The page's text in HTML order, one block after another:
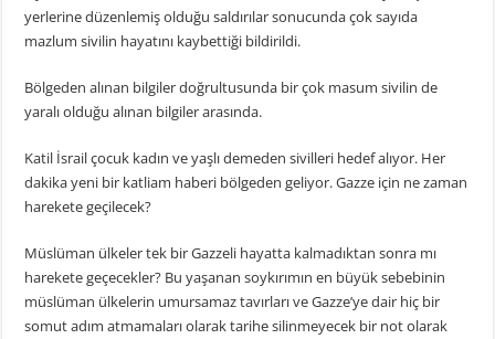
yerlerine düzenlemiş olduğu saldırılar sonucunda çok sayıda
mazlum sivilin hayatını kaybettiği bildirildi.
Bölgeden alınan bilgiler doğrultusunda bir çok masum sivilin de
yaralı olduğu alınan bilgiler arasında.
Katil İsrail çocuk kadın ve yaşlı demeden sivilleri hedef alıyor. Her
dakika yeni bir katliam haberi bölgeden geliyor. Gazze için ne zaman
harekete geçilecek?
Müslüman ülkeler tek bir Gazzeli hayatta kalmadıktan sonra mı
harekete geçecekler? Bu yaşanan soykırımın en büyük sebebinin
müslüman ülkelerin umursamaz tavırları ve Gazze’ye dair hiç bir
somut adım atmamaları olarak tarihe silinmeyecek bir not olarak